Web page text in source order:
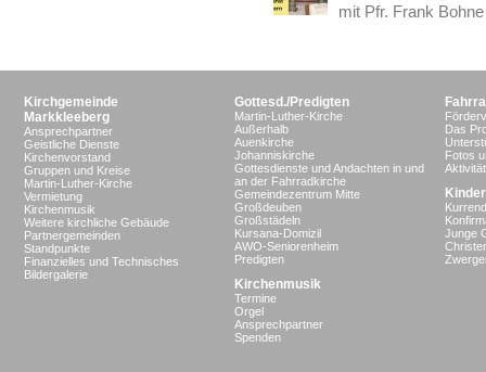
mit Pfr. Frank Bohne
Kirchgemeinde
Markkleeberg
Ansprechpartner
Geistliche Dienste
Kirchenvorstand
Gruppen und Kreise
Martin-Luther-Kirche
Vermietung
Kirchenmusik
Weitere kirchliche Gebäude
Partnergemeinden
Standpunkte
Finanzielles und Technisches
Bildergalerie
Gottesd./Predigten
Martin-Luther-Kirche
Außerhalb
Auenkirche
Johanniskirche
Gottesdienste und Andachten in und
an der Fahrradkirche
Gemeindezentrum Mitte
Großdeuben
Großstädeln
Kursana-Domizil
AWO-Seniorenheim
Predigten
Kirchenmusik
Termine
Orgel
Ansprechpartner
Spenden
Das
Fotos
Junge